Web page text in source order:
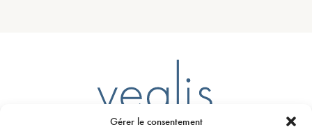
Gérer le consentement